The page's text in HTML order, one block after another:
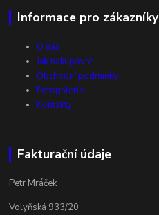
Informace pro zákazníky
O nás
Jak nakupovat
Obchodní podmínky
Fotogalerie
Kontakty
Fakturační údaje
Petr Mráček
Volyňská 933/20